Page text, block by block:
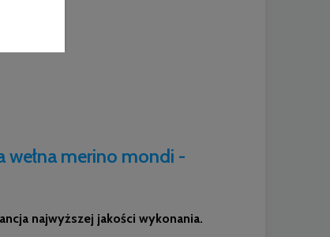
wełna merino mondi -
najwyższej jakości wykonania.